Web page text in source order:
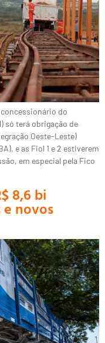
do
só terá obrigação de
Oeste-Leste)
e as Fiol 1 e 2 estiverem
em especial pela Fico
8,6 bi
novos